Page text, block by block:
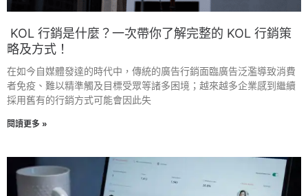
KOL 行銷是什麼？一次帶你了解完整的 KOL 行銷策
略及方式！
在如今自媒體發達的時代中，傳統的廣告行銷面臨廣告泛濫導致消費
者免疫、難以精準觸及目標受眾等諸多困境；越來越多企業感到繼續
採用舊有的行銷方式可能會因此失
閱讀更多 »